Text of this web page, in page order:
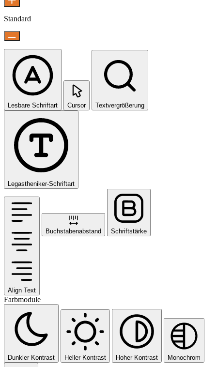
Standard
Lesbare Schriftart Cursor Textvergrößerung
Legastheniker-Schriftart
Align Text
Buchstabenabstand Schriftstärke
Farbmodule
Dunkler Kontrast Heller Kontrast Hoher Kontrast Monochrom